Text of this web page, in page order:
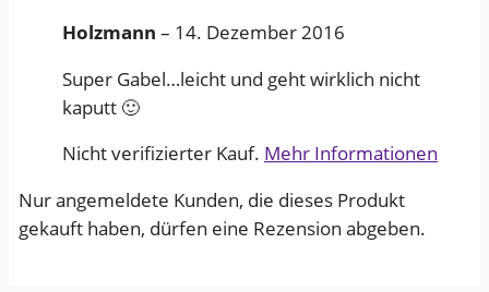
Holzmann – 14. Dezember 2016
Super Gabel…leicht und geht wirklich nicht
kaputt 🙂
Nicht verifizierter Kauf. Mehr Informationen
Nur angemeldete Kunden, die dieses Produkt
gekauft haben, dürfen eine Rezension abgeben.